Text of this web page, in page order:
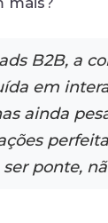
B2B, a
em
ainda
ponte,